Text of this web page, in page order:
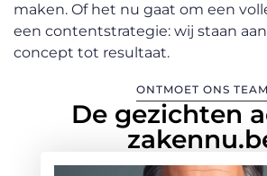
maken. Of het nu gaat om een
een contentstrategie: wij staan
concept tot resultaat.
ONTMOET ONS TEAM
De gezichten